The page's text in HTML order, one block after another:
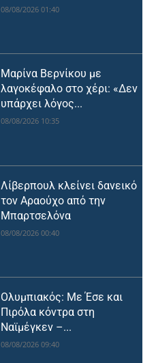
08/08/2026 01:40
Μαρίνα Βερνίκου με
λαγοκέφαλο στο χέρι: «Δεν
υπάρχει λόγος...
08/08/2026 10:35
Λίβερπουλ κλείνει δανεικό
τον Αραούχο από την
Μπαρτσελόνα
08/08/2026 00:40
Ολυμπιακός: Με Έσε και
Πιρόλα κόντρα στη
Ναϊμέγκεν –...
08/08/2026 09:40